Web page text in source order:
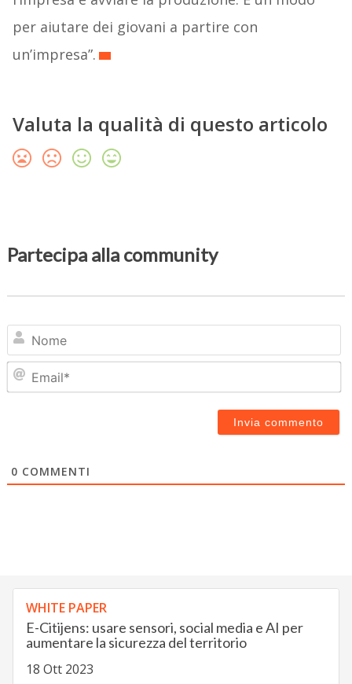
per aiutare dei giovani a partire con
un’impresa”.
Valuta la qualità di questo articolo
Partecipa alla community
0 COMMENTI
WHITE PAPER
E-Citijens: usare sensori, social media e AI per
aumentare la sicurezza del territorio
18 Ott 2023